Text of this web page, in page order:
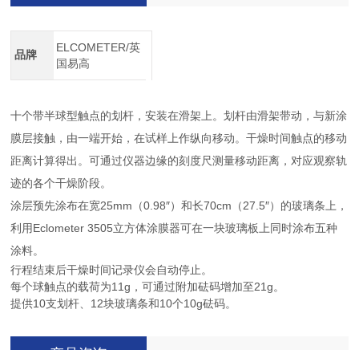
品牌
ELCOMETER/英
国易高
十个带半球型触点的划杆，安装在滑架上。划杆由滑架带动，与新涂
膜层接触，由一端开始，在试样上作纵向移动。干燥时间触点的移动
距离计算得出。可通过仪器边缘的刻度尺测量移动距离，对应观察轨
迹的各个干燥阶段。
涂层预先涂布在宽25mm（0.98″）和长70cm（27.5″）的玻璃条上，
利用Eclometer 3505立方体涂膜器可在一块玻璃板上同时涂布五种
涂料。
行程结束后干燥时间记录仪会自动停止。
每个球触点的载荷为11g，可通过附加砝码增加至21g。
提供10支划杆、12块玻璃条和10个10g砝码。